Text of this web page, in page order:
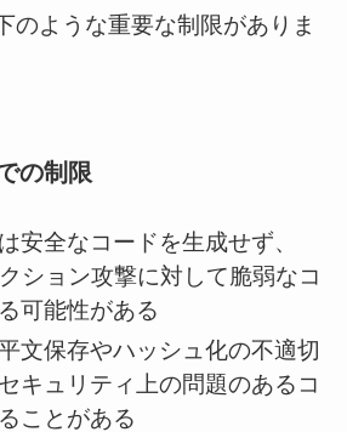
のような重要な制限がありま
の制限
安全なコードを生成せず、
ション攻撃に対して脆弱なコ
可能性がある
文保存やハッシュ化の不適切
キュリティ上の問題のあるコ
ことがある